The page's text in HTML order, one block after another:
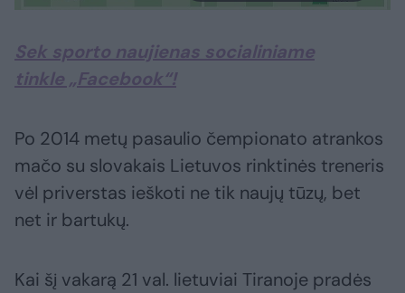
Sek sporto naujienas socialiniame
tinkle „Facebook“!
Po 2014 metų pasaulio čempionato atrankos
mačo su slovakais Lietuvos rinktinės treneris
vėl priverstas ieškoti ne tik naujų tūzų, bet
net ir bartukų.
Kai šį vakarą 21 val. lietuviai Tiranoje pradės